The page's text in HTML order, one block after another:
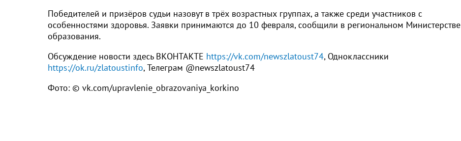
Победителей и призёров судьи назовут в трёх возрастных группах, а также среди участников с
особенностями здоровья. Заявки принимаются до 10 февраля, сообщили в региональном Министерстве
образования.
Обсуждение новости здесь ВКОНТАКТЕ https://vk.com/newszlatoust74, Одноклассники
https://ok.ru/zlatoustinfo, Телеграм @newszlatoust74
Фото: © vk.com/upravlenie_obrazovaniya_korkino